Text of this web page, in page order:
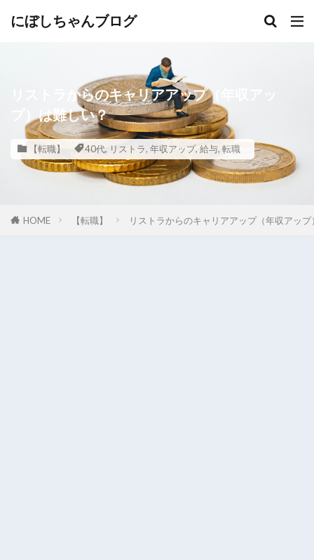
にぼしちゃんブログ
リストラからのキャリアアップ（年収アッ
プ）は難しい？
【転職】 40代, リストラ, 年収アップ, 給与, 転職
HOME 【転職】 リストラからのキャリアアップ（年収アッ